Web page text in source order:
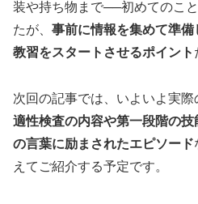
装や持ち物まで──初めてのこ
たが、 事前に情報を集めて準
教習をスタートさせるポイント
次回の記事では、いよいよ実際
適性検査の内容や第一段階の
の言葉に励まされたエピソード
えてご紹介する予定です。